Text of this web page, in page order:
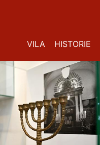
VILA HISTORIE